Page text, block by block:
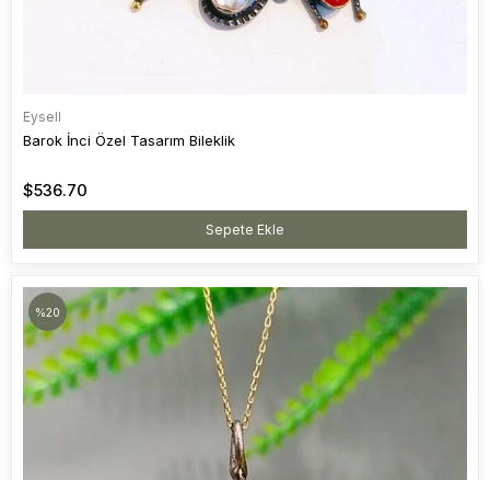
Eysell
Barok İnci Özel Tasarım Bileklik
$536.70
Sepete Ekle
%20